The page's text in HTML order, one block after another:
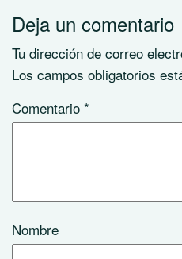
Deja un comentario
Tu dirección de correo
Los campos obligatorios
Comentario *
Nombre